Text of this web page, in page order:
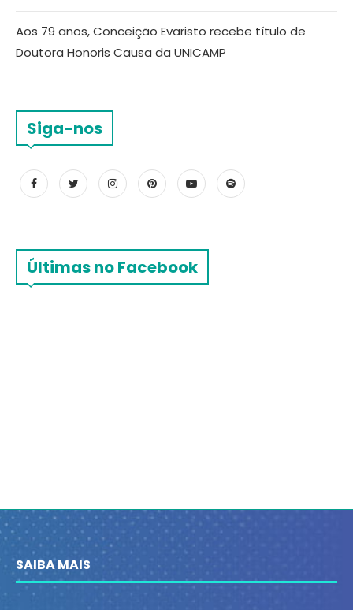
Aos 79 anos, Conceição Evaristo recebe título de
Doutora Honoris Causa da UNICAMP
Siga-nos
Últimas no Facebook
SAIBA MAIS